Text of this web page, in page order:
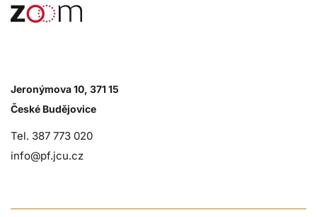
Jeronýmova 10, 371 15
České Budějovice
Tel. 387 773 020
info@pf.jcu.cz